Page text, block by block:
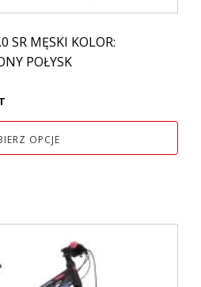
SR MĘSKI KOLOR:
POŁYSK
OPCJE